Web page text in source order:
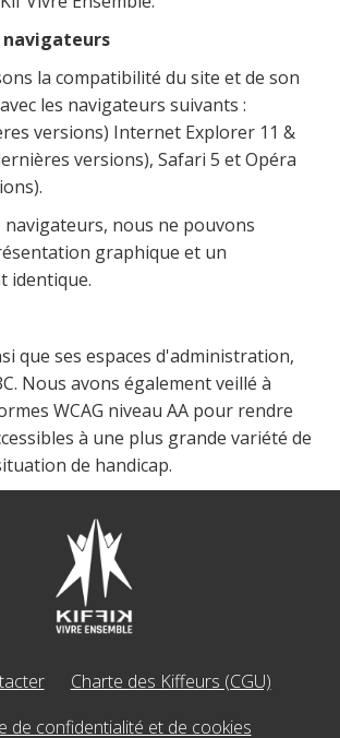
la compatibilité du site et de son
les navigateurs suivants :
versions) Internet Explorer 11 &
versions), Safari 5 et Opéra
nous ne pouvons
graphique et un
identique.
que ses espaces d'administration,
Nous avons également veillé à
WCAG niveau AA pour rendre
à une plus grande variété de
de handicap.
Charte des Kiffeurs (CGU)
de confidentialité et de cookies